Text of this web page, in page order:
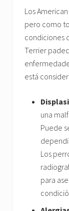
Los
pero como
condiciones
Terrier
está
una
Puede
Los
para